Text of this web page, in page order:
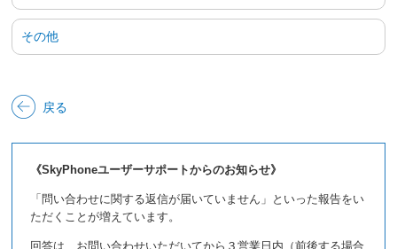
その他
戻る
《SkyPhoneユーザーサポートからのお知らせ》
「問い合わせに関する返信が届いていません」といった報告をい
ただくことが増えています。
回答は、お問い合わせいただいてから３営業日内（前後する場合